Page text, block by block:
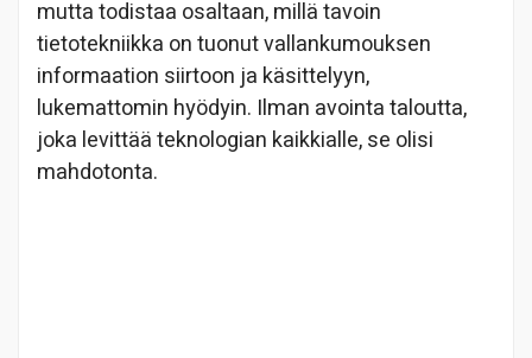
mutta todistaa osaltaan, millä tavoin
tietotekniikka on tuonut vallankumouksen
informaation siirtoon ja käsittelyyn,
lukemattomin hyödyin. Ilman avointa taloutta,
joka levittää teknologian kaikkialle, se olisi
mahdotonta.